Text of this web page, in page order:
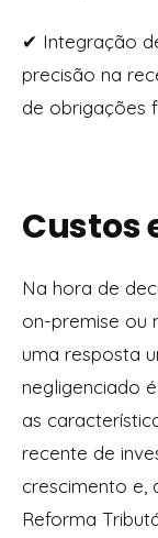
✔ Integração
precisão na
de obrigações
Custos
Na hora de
on-premise ou
uma resposta
negligenciado
as
recente de
crescimento e,
Reforma